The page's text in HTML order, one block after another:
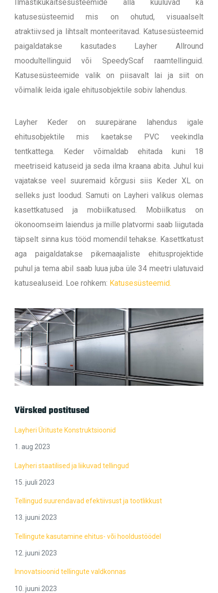
Ilmastikukaitsesüsteemide alla kuuluvad ka
katusesüsteemid mis on ohutud, visuaalselt
atraktiivsed ja lihtsalt monteeritavad. Katusesüsteemid
paigaldatakse kasutades Layher Allround
moodultellinguid või SpeedyScaf raamtellinguid.
Katusesüsteemide valik on piisavalt lai ja siit on
võimalik leida igale ehitusobjektile sobiv lahendus.
Layher Keder on suurepärane lahendus igale
ehitusobjektile mis kaetakse PVC veekindla
tentkattega. Keder võimaldab ehitada kuni 18
meetriseid katuseid ja seda ilma kraana abita. Juhul kui
vajatakse veel suuremaid kõrgusi siis Keder XL on
selleks just loodud. Samuti on Layheri valikus olemas
kasettkatused ja mobiilkatused. Mobiilkatus on
ökonoomseim laiendus ja mille platvormi saab liigutada
täpselt sinna kus tööd momendil tehakse. Kasettkatust
aga paigaldatakse pikemaajaliste ehitusprojektide
puhul ja tema abil saab luua juba üle 34 meetri ulatuvaid
katusealuseid. Loe rohkem: Katusesüsteemid.
Värsked postitused
Layheri Ürituste Konstruktsioonid
1. aug 2023
Layheri staatilised ja liikuvad tellingud
15. juuli 2023
Tellingud suurendavad efektiivsust ja tootlikkust
13. juuni 2023
Tellingute kasutamine ehitus- või hooldustöödel
12. juuni 2023
Innovatsioonid tellingute valdkonnas
10. juuni 2023